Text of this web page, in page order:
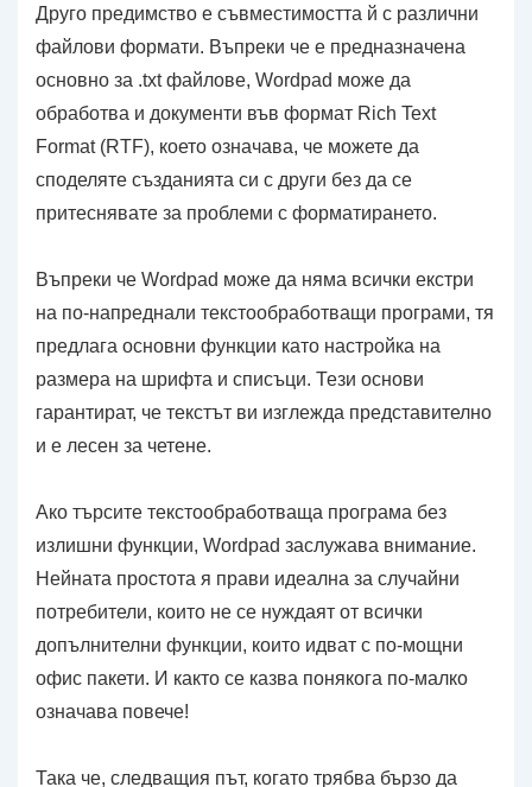
Друго предимство е съвместимостта й с различни
файлови формати. Въпреки че е предназначена
основно за .txt файлове, Wordpad може да
обработва и документи във формат Rich Text
Format (RTF), което означава, че можете да
споделяте създанията си с други без да се
притеснявате за проблеми с форматирането.
Въпреки че Wordpad може да няма всички екстри
на по-напреднали текстообработващи програми, тя
предлага основни функции като настройка на
размера на шрифта и списъци. Тези основи
гарантират, че текстът ви изглежда представително
и е лесен за четене.
Ако търсите текстообработваща програма без
излишни функции, Wordpad заслужава внимание.
Нейната простота я прави идеална за случайни
потребители, които не се нуждаят от всички
допълнителни функции, които идват с по-мощни
офис пакети. И както се казва понякога по-малко
означава повече!
Така че, следващия път, когато трябва бързо да